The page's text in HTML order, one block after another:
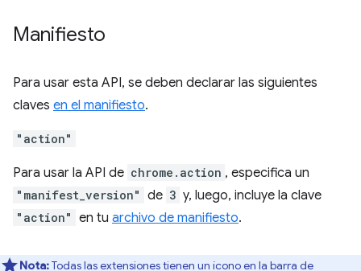
Manifiesto
Para usar esta API, se deben declarar las siguientes
claves en el manifiesto.
"action"
Para usar la API de chrome.action , especifica un
"manifest_version" de 3 y, luego, incluye la clave
"action" en tu archivo de manifiesto.
Nota:Todas las extensiones tienen un ícono en la barra de